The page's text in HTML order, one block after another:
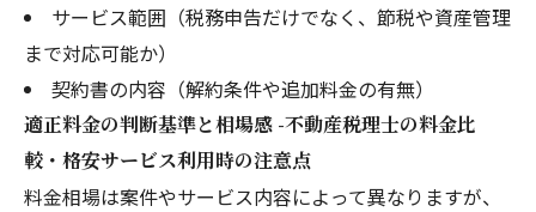
サービス範囲（税務申告だけでなく、節税や資産管理
まで対応可能か）
契約書の内容（解約条件や追加料金の有無）
適正料金の判断基準と相場感 -不動産税理士の料金比
較・格安サービス利用時の注意点
料金相場は案件やサービス内容によって異なりますが、